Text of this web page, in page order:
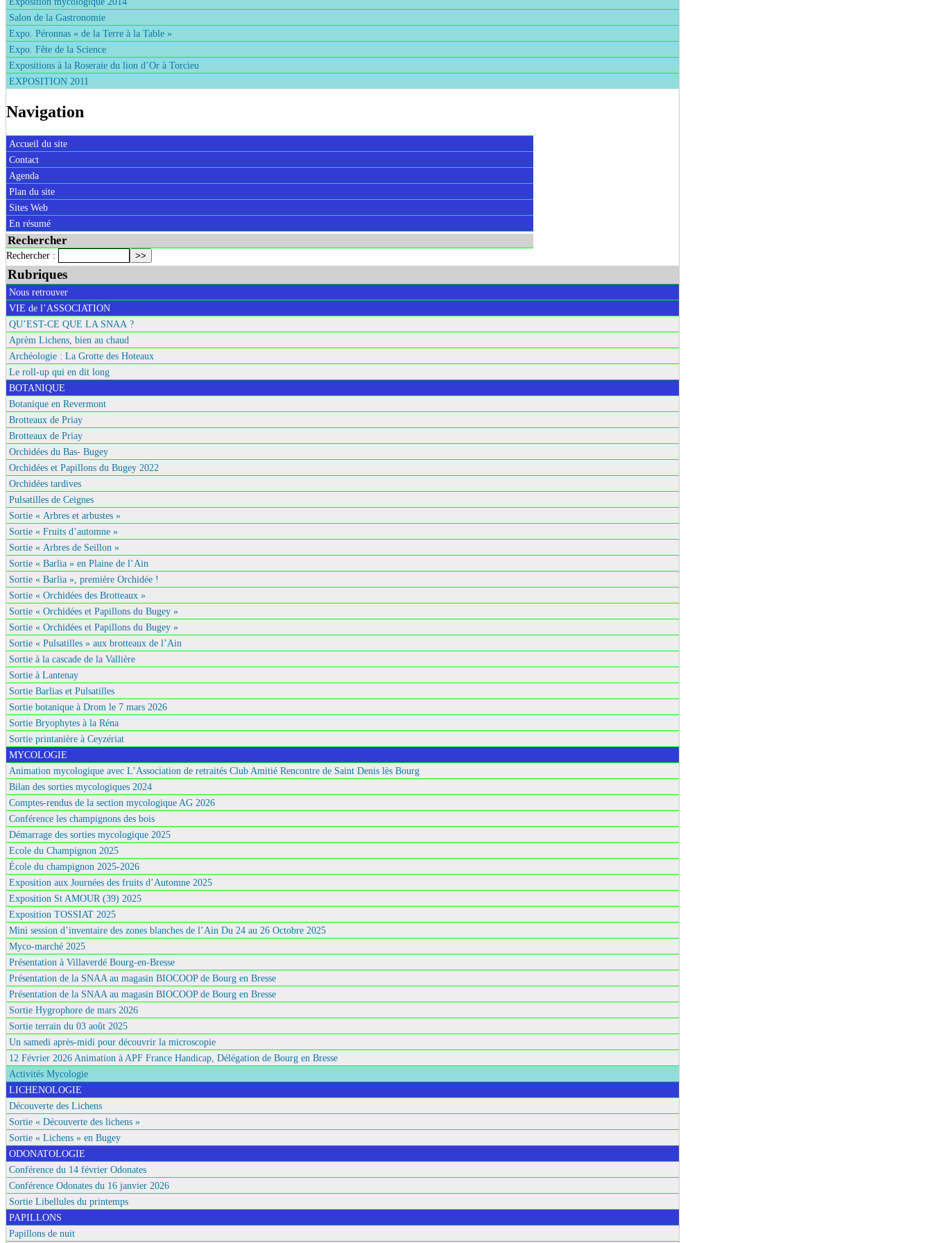
Salon de la Gastronomie
Expo. Péronnas « de la Terre à la Table »
Expo. Fête de la Science
Expositions à la Roseraie du lion d’Or à Torcieu
EXPOSITION 2011
Navigation
Accueil du site
Contact
Agenda
Plan du site
Sites Web
En résumé
Rechercher
Rechercher :
Rubriques
Nous retrouver
VIE de l’ASSOCIATION
QU’EST-CE QUE LA SNAA ?
Aprèm Lichens, bien au chaud
Archéologie : La Grotte des Hoteaux
Le roll-up qui en dit long
BOTANIQUE
Botanique en Revermont
Brotteaux de Priay
Brotteaux de Priay
Orchidées du Bas- Bugey
Orchidées et Papillons du Bugey 2022
Orchidées tardives
Pulsatilles de Ceignes
Sortie « Arbres et arbustes »
Sortie « Fruits d’automne »
Sortie « Arbres de Seillon »
Sortie « Barlia » en Plaine de l’Ain
Sortie « Barlia », première Orchidée !
Sortie « Orchidées des Brotteaux »
Sortie « Orchidées et Papillons du Bugey »
Sortie « Orchidées et Papillons du Bugey »
Sortie « Pulsatilles » aux brotteaux de l’Ain
Sortie à la cascade de la Vallière
Sortie à Lantenay
Sortie Barlias et Pulsatilles
Sortie botanique à Drom le 7 mars 2026
Sortie Bryophytes à la Réna
Sortie printanière à Ceyzériat
MYCOLOGIE
Animation mycologique avec L’Association de retraités Club Amitié Rencontre de Saint Denis lès Bourg
Bilan des sorties mycologiques 2024
Comptes-rendus de la section mycologique AG 2026
Conférence les champignons des bois
Démarrage des sorties mycologique 2025
Ecole du Champignon 2025
École du champignon 2025-2026
Exposition aux Journées des fruits d’Automne 2025
Exposition St AMOUR (39) 2025
Exposition TOSSIAT 2025
Mini session d’inventaire des zones blanches de l’Ain Du 24 au 26 Octobre 2025
Myco-marché 2025
Présentation à Villaverdé Bourg-en-Bresse
Présentation de la SNAA au magasin BIOCOOP de Bourg en Bresse
Présentation de la SNAA au magasin BIOCOOP de Bourg en Bresse
Sortie Hygrophore de mars 2026
Sortie terrain du 03 août 2025
Un samedi après-midi pour découvrir la microscopie
12 Février 2026 Animation à APF France Handicap, Délégation de Bourg en Bresse
Activités Mycologie
LICHENOLOGIE
Découverte des Lichens
Sortie « Découverte des lichens »
Sortie « Lichens » en Bugey
ODONATOLOGIE
Conférence du 14 février Odonates
Conférence Odonates du 16 janvier 2026
Sortie Libellules du printemps
PAPILLONS
Papillons de nuit